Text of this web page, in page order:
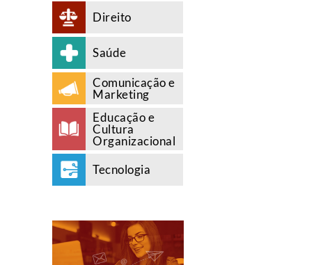
Direito
Saúde
Comunicação e
Marketing
Educação e
Cultura
Organizacional
Tecnologia